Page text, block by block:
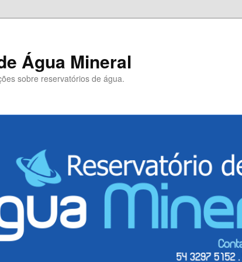
Água Mineral
sobre reservatórios de água.